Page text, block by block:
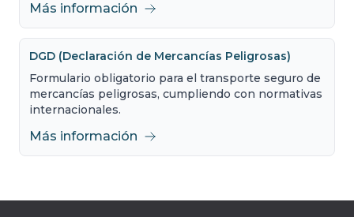
Más información
DGD (Declaración de Mercancías Peligrosas)
Formulario obligatorio para el transporte seguro de
mercancías peligrosas, cumpliendo con normativas
internacionales.
Más información